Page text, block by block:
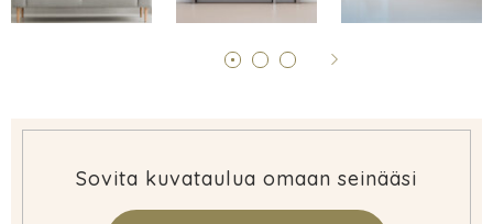
Sovita kuvataulua omaan seinääsi